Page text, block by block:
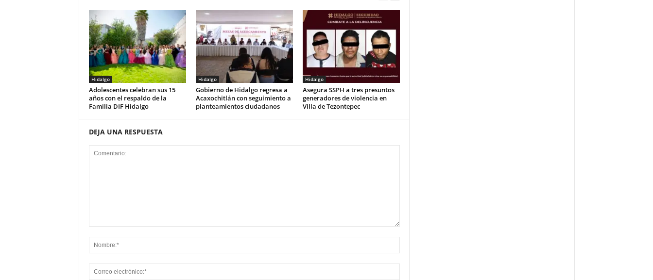
Hidalgo
Adolescentes celebran sus 15
años con el respaldo de la
Familia DIF Hidalgo
Hidalgo
Gobierno de Hidalgo regresa a
Acaxochitlán con seguimiento a
planteamientos ciudadanos
Hidalgo
Asegura SSPH a tres presuntos
generadores de violencia en
Villa de Tezontepec
DEJA UNA RESPUESTA